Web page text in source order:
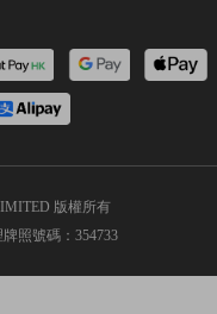
版權所有
照號碼：354733